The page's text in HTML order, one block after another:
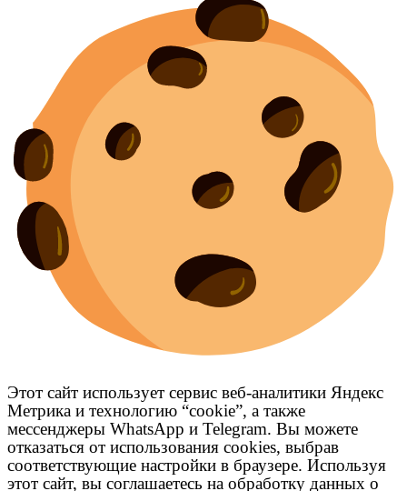
Этот сайт использует сервис веб-аналитики Яндекс
Метрика и технологию “cookie”, а также
мессенджеры WhatsApp и Telegram. Вы можете
отказаться от использования cookies, выбрав
соответствующие настройки в браузере. Используя
этот сайт, вы соглашаетесь на обработку данных о